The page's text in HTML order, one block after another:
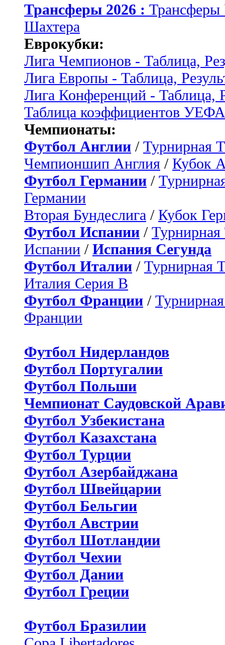
Трансферы 2026 :
Шахтера
Еврокубки:
Лига Чемпионов - Таблица,
Лига Европы - Таблица,
Лига Конференций - Таблица,
Таблица коэффициентов УЕФА
Чемпионаты:
Футбол Англии / Турнирная
Чемпионшип Англия / Кубок
Футбол Германии /
Германии
Вторая Бундеслига / Кубок
Футбол Испании / Турнирная
Испании / Испания Сегунда
Футбол Италии / Турнирная
Италия Серия B
Футбол Франции /
Франции
Футбол Нидерландов
Футбол Португалии
Футбол Польши
Чемпионат Саудовской
Футбол Узбекистана
Футбол Казахстана
Футбол Турции
Футбол Азербайджана
Футбол Швейцарии
Футбол Бельгии
Футбол Австрии
Футбол Шотландии
Футбол Чехии
Футбол Дании
Футбол Греции
Футбол Бразилии